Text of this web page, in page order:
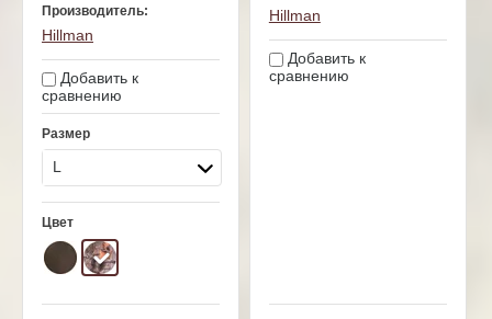
Производитель:
Hillman
Добавить к
сравнению
Размер
L
Цвет
Hillman
Добавить к
сравнению